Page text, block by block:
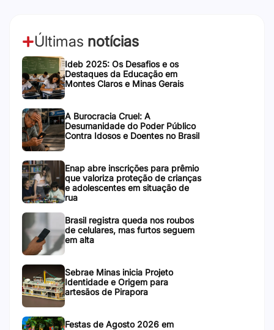
Últimas notícias
Ideb 2025: Os Desafios e os
Destaques da Educação em
Montes Claros e Minas Gerais
A Burocracia Cruel: A
Desumanidade do Poder Público
Contra Idosos e Doentes no Brasil
Enap abre inscrições para prêmio
que valoriza proteção de crianças
e adolescentes em situação de
rua
Brasil registra queda nos roubos
de celulares, mas furtos seguem
em alta
Sebrae Minas inicia Projeto
Identidade e Origem para
artesãos de Pirapora
Festas de Agosto 2026 em